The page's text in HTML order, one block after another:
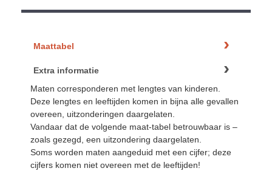
Maattabel
Extra informatie
Maten corresponderen met lengtes van kinderen.
Deze lengtes en leeftijden komen in bijna alle gevallen
overeen, uitzonderingen daargelaten.
Vandaar dat de volgende maat-tabel betrouwbaar is –
zoals gezegd, een uitzondering daargelaten.
Soms worden maten aangeduid met een cijfer; deze
cijfers komen niet overeen met de leeftijden!